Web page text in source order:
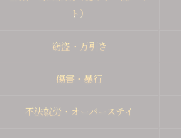
ト）
窃盗・万引き
傷害・暴行
不法就労・オーバーステイ